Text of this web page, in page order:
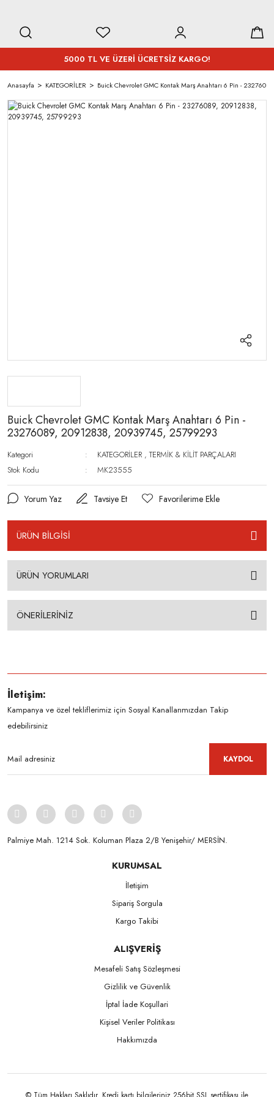
5000 TL VE ÜZERİ ÜCRETSİZ KARGO!
Anasayfa KATEGORİLER Buick Chevrolet GMC Kontak Marş Anahtarı 6 Pin -
Buick Chevrolet GMC Kontak Marş Anahtarı 6 Pin -
23276089, 20912838, 20939745, 25799293
Kategori KATEGORİLER ,TERMİK & KİLİT PARÇALARI
Stok Kodu
MK23555
Yorum Yaz Tavsiye Et
ÜRÜN BİLGİSİ
ÜRÜN YORUMLARI
ÖNERİLERİNİZ
İletişim:
Kampanya ve özel tekliflerimiz için Sosyal Kanallarımızdan Takip
edebilirsiniz
KAYDOL
Palmiye Mah. 1214 Sok. Koluman Plaza 2/B Yenişehir/ MERSİN.ㅤㅤㅤㅤㅤㅤㅤㅤㅤㅤㅤㅤㅤㅤㅤㅤㅤㅤㅤㅤㅤㅤㅤㅤㅤㅤㅤㅤㅤㅤㅤㅤㅤㅤㅤ ㅤㅤㅤㅤㅤㅤㅤㅤㅤㅤ
KURUMSAL
İletişim
Sipariş Sorgula
Kargo Takibi
ALIŞVERİŞ
Mesafeli Satış Sözleşmesi
Gizlilik ve Güvenlik
İptal İade Koşullari
Kişisel Veriler Politikası
Hakkımızda